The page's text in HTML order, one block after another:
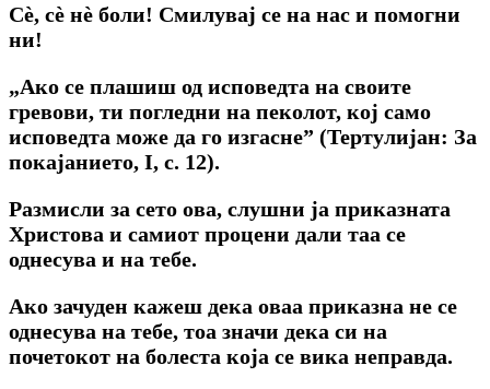
Сѐ, сѐ нѐ боли! Смилувај се на нас и помогни
ни!
„Ако се плашиш од исповедта на своите
гревови, ти погледни на пеколот, кој само
исповедта може да го изгасне” (Тертулијан: За
покајанието, I, с. 12).
Размисли за сето ова, слушни ја приказната
Христова и самиот процени дали таа се
однесува и на тебе.
Ако зачуден кажеш дека оваа приказна не се
однесува на тебе, тоа значи дека си на
почетокот на болеста која се вика неправда.